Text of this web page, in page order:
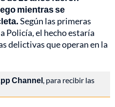
mientras se
Según las primeras
Policía, el hecho estaría
delictivas que operan en la
Channel, para recibir las